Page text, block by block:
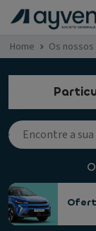
Home Os